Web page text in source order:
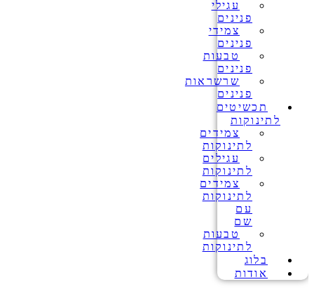
עגילי
פנינים
צמידי
פנינים
טבעות
פנינים
שרשראות
פנינים
תכשיטים
לתינוקות
צמידים
לתינוקות
עגילים
לתינוקות
צמידים
לתינוקות
עם
שם
טבעות
לתינוקות
בלוג
אודות